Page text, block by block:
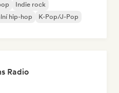
Indie rock
hip-hop
K-Pop/J-Pop
Radio